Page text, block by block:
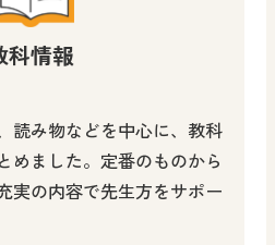
展覧会やワークショップな
どを開催！
中学校 美術
高等学校 美術／工芸
科情報
読み物などを中心に、教科
めました。定番のものから
実の内容で先生方をサポー